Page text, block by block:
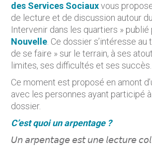
des Services Sociauxvous
de lecture et de discussion autour
Intervenir dans les quartiers » publié
Nouvelle. Ce dossier s’intéresse au
de se faire » sur le terrain, à ses
limites, ses difficultés et ses succès.
Ce moment est proposé en amont
avec les personnes ayant participé
dossier.
C’est quoi un arpentage ?
𝘜𝘯 𝘢𝘳𝘱𝘦𝘯𝘵𝘢𝘨𝘦 𝘦𝘴𝘵 𝘶𝘯𝘦 𝘭𝘦𝘤𝘵𝘶𝘳𝘦